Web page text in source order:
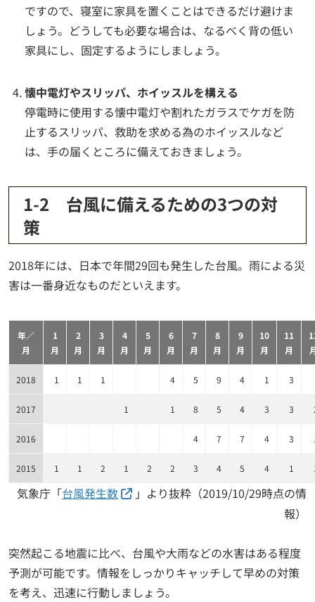
ですので、寝室に家具を置くことはできるだけ避けま
しょう。どうしても必要な場合は、なるべく背の低い
家具にし、固定するようにしましょう。
懐中電灯やスリッパ、ホイッスルを構える
停電時に使用する懐中電灯や割れたガラスでケガを防
止するスリッパ、救助を求める為のホイッスルなど
は、手の届くところに備えておきましょう。
1-2 台風に備えるための3つの対
策
2018年には、日本で年間29回も発生した台風。雨による災
害は一番身近なものだといえます。
年／
月
1
月
2
月
3
月
4
月
5
月
6
月
7
月
8
月
9
月
10
月
11
月
2018 1 1 1 4 5 9 4 1 3
2017 1 1 8 5 4 3 3
2016 4 7 7 4 3
2015 1 1 2 1 2 2 3 4 5 4 1
気象庁「台風発生数
」より抜粋（2019/10/29時点の情
報）
突然起こる地震に比べ、台風や大雨などの水害はある程度
予測が可能です。情報をしっかりキャッチして早めの対策
を考え、迅速に行動しましょう。